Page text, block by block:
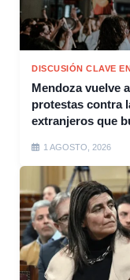
DISCUSIÓN CLAVE
Mendoza vuelve
protestas contra
extranjeros que
1 AGOSTO, 2026